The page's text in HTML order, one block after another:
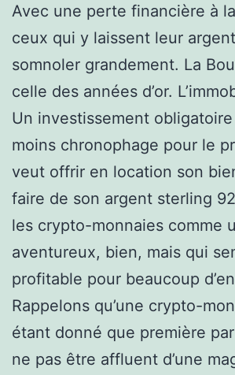
Avec une perte financière à
ceux qui y laissent leur
somnoler grandement. La
celle des années d’or.
Un investissement
moins chronophage pour le
veut offrir en location son
faire de son argent sterling
les crypto-monnaies comme
aventureux, bien, mais qui
profitable pour beaucoup
Rappelons qu’une crypto-
étant donné que première
ne pas être affluent d’une